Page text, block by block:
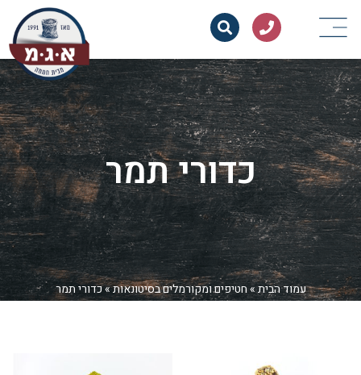
כדורי תמר
עמוד הבית»חטיפים ומקורמלים בסיטונאות»כדורי תמר